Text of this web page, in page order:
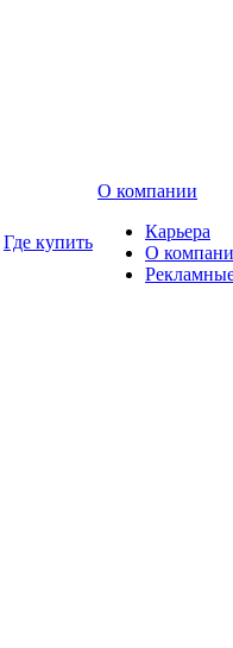
Где купить
О компании
Карьера
О